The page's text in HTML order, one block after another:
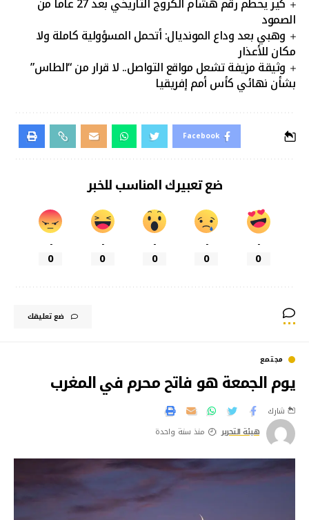
الصمود
وهبي بعد وداع المونديال: أتحمل المسؤولية كاملة ولا
مكان للأعذار
وثيقة مزيفة تشعل مواقع التواصل.. لا قرار من “الطاس”
بشأن نهائي كأس أمم إفريقيا
Facebook
ضع تعبيرك المناسب للخبر
-
0
-
0
-
0
-
0
-
0
ضع تعليقك
مجتمع
يوم الجمعة هو فاتح محرم في المغرب
هيئة التحرير منذ سنة واحدة
شارك